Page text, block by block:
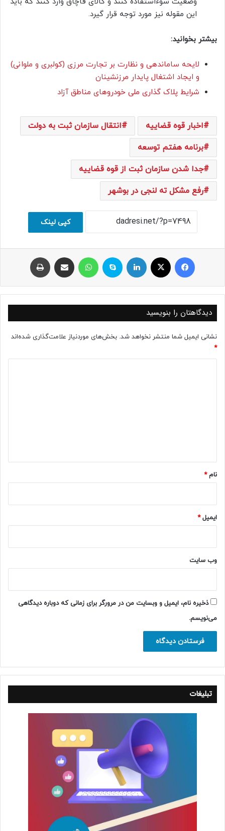
این مقوله نیز مورد توجه قرار گیرد.
بیشتر بخوانید:
لایحه ساماندهی و نظارت بر تجارت مرزی (کولبری و ملوانی)
و ایجاد اشتغال پایدار مرزنشینان
شرایط پلاک گذاری ملی خودروهای مناطق آزاد
اخبار قوه قضاییه
انتقال سازمان ثبت به دولت
برنامه هفتم توسعه
جدا شدن سازمان ثبت از قوه قضاییه
رفع مشکل ته لنجی در بوشهر
کپی لینک
فیسبوک ایکس لینکداین اسکایپ واتس آپ اشتراک با ایمیل
دیدگاهتان را بنویسید
نشانی ایمیل شما منتشر نخواهد شد. بخش‌های موردنیاز علامت‌گذاری شده‌اند
*
نام*
ایمیل*
وب‌ سایت
ذخیره نام، ایمیل و وبسایت من در مرورگر برای زمانی که دوباره دیدگاهی
می‌نویسم.
تبلیغات